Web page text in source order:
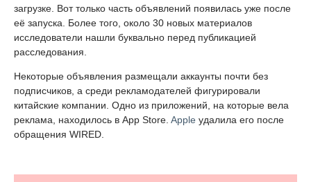
загрузке. Вот только часть объявлений появилась уже после
её запуска. Более того, около 30 новых материалов
исследователи нашли буквально перед публикацией
расследования.
Некоторые объявления размещали аккаунты почти без
подписчиков, а среди рекламодателей фигурировали
китайские компании. Одно из приложений, на которые вела
реклама, находилось в App Store. Apple удалила его после
обращения WIRED.